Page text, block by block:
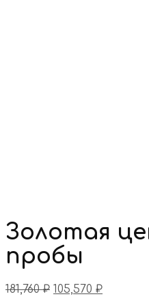
Золотая
пробы
181,760₽ 105,570 ₽